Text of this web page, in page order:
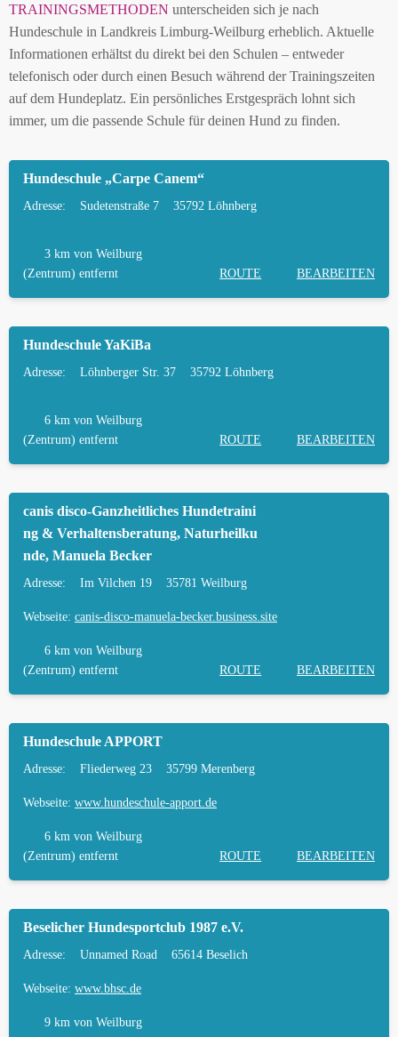
LEINENPFLICHT UND HUNDEGESETZE IN
HUNDEFREUNDLICHE ORTE UND
FREILAUFFLÄCHEN IN WEILBURG
HUNDEFÜHRERSCHEIN FÜR DIE REGION
TEST
HUNDEPLATZ MIETEN FÜR EINEN SICHEREN
HÄUFIGE FRAGEN ZUR HUNDESCHULE IN
WEILBURG
TRAININGSMETHODEN unterscheiden sich je nach
Hundeschule in Landkreis Limburg-Weilburg erheblich. Aktuelle
Informationen erhältst du direkt bei den Schulen – entweder
telefonisch oder durch einen Besuch während der Trainingszeiten
auf dem Hundeplatz. Ein persönliches Erstgespräch lohnt sich
immer, um die passende Schule für deinen Hund zu finden.
Hundeschule „Carpe Canem“
Adresse: Sudetenstraße 7 35792 Löhnberg
3 km von Weilburg
(Zentrum) entfernt
ROUTE BEARBEITEN
Hundeschule YaKiBa
Adresse: Löhnberger Str. 37 35792 Löhnberg
6 km von Weilburg
(Zentrum) entfernt
ROUTE BEARBEITEN
canis disco-Ganzheitliches Hundetraini
ng & Verhaltensberatung, Naturheilku
nde, Manuela Becker
Adresse: Im Vilchen 19 35781 Weilburg
Webseite: canis-disco-manuela-becker.business.site
6 km von Weilburg
(Zentrum) entfernt
ROUTE BEARBEITEN
Hundeschule APPORT
Adresse: Fliederweg 23 35799 Merenberg
Webseite: www.hundeschule-apport.de
6 km von Weilburg
(Zentrum) entfernt
ROUTE BEARBEITEN
Beselicher Hundesportclub 1987 e.V.
Adresse: Unnamed Road 65614 Beselich
Webseite: www.bhsc.de
9 km von Weilburg